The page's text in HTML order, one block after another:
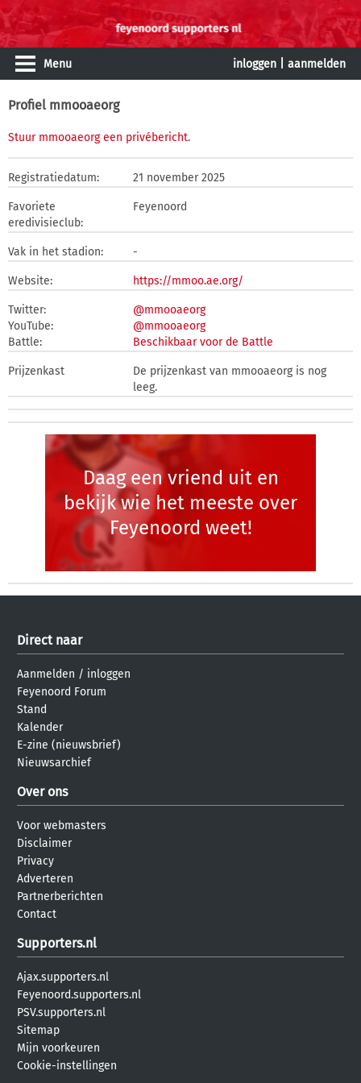
Menu inloggen aanmelden
Profiel mmooaeorg
Stuur mmooaeorg een privébericht.
Registratiedatum: 21 november 2025
Favoriete
eredivisieclub:
Feyenoord
Vak in het stadion: -
Website: https://mmoo.ae.org/
Twitter:
@mmooaeorg
YouTube:
@mmooaeorg
Battle:
Beschikbaar voor de Battle
Prijzenkast
De prijzenkast van mmooaeorg is nog
leeg.
Daag een vriend uit en
bekijk wie het meeste over
Feyenoord weet!
Direct naar
Aanmelden / inloggen
Feyenoord Forum
Stand
Kalender
E-zine (nieuwsbrief)
Nieuwsarchief
Over ons
Voor webmasters
Disclaimer
Privacy
Adverteren
Partnerberichten
Contact
Supporters.nl
Ajax.supporters.nl
Feyenoord.supporters.nl
PSV.supporters.nl
Sitemap
Mijn voorkeuren
Cookie-instellingen